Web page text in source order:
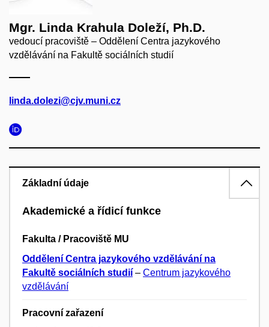
Mgr. Linda Krahula Doleží, Ph.D.
vedoucí pracoviště – Oddělení Centra jazykového
vzdělávání na Fakultě sociálních studií
linda.dolezi@cjv.muni.cz
Základní údaje
Akademické a řídicí funkce
Fakulta / Pracoviště MU
Oddělení Centra jazykového vzdělávání na
Fakultě sociálních studií – Centrum jazykového
vzdělávání
Pracovní zařazení